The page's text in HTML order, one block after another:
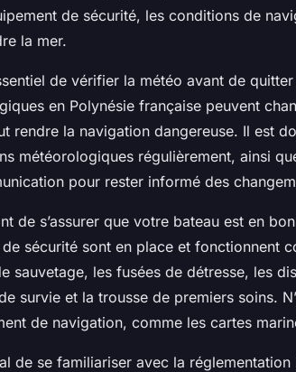
de sécurité, les conditions de
la mer.
de vérifier la météo avant de
en Polynésie française peuvent
rendre la navigation dangereuse. Il est
météorologiques régulièrement, ainsi
pour rester informé des
de s’assurer que votre bateau est en
sécurité sont en place et fonctionnent
sauvetage, les fusées de détresse, les
survie et la trousse de premiers soins.
de navigation, comme les cartes
de se familiariser avec la